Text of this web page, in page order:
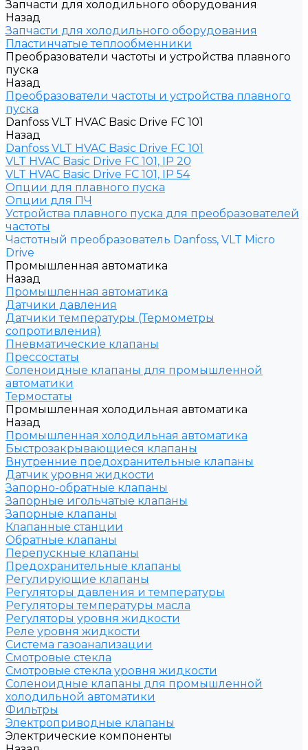
Запчасти для холодильного оборудования
Назад
Запчасти для холодильного оборудования
Пластинчатые теплообменники
Преобразователи частоты и устройства плавного
пуска
Назад
Преобразователи частоты и устройства плавного
пуска
Danfoss VLT HVAC Basic Drive FC 101
Назад
Danfoss VLT HVAC Basic Drive FC 101
VLT HVAC Basic Drive FC 101, IP 20
VLT HVAC Basic Drive FC 101, IP 54
Опции для плавного пуска
Опции для ПЧ
Устройства плавного пуска для преобразователей
частоты
Частотный преобразователь Danfoss, VLT Micro
Drive
Промышленная автоматика
Назад
Промышленная автоматика
Датчики давления
Датчики температуры (Термометры
сопротивления)
Пневматические клапаны
Прессостаты
Соленоидные клапаны для промышленной
автоматики
Термостаты
Промышленная холодильная автоматика
Назад
Промышленная холодильная автоматика
Быстрозакрывающиеся клапаны
Внутренние предохранительные клапаны
Датчик уровня жидкости
Запорно-обратные клапаны
Запорные игольчатые клапаны
Запорные клапаны
Клапанные станции
Обратные клапаны
Перепускные клапаны
Предохранительные клапаны
Регулирующие клапаны
Регуляторы давления и температуры
Регуляторы температуры масла
Регуляторы уровня жидкости
Реле уровня жидкости
Система газоанализации
Смотровые стекла
Смотровые стекла уровня жидкости
Соленоидные клапаны для промышленной
холодильной автоматики
Фильтры
Электроприводные клапаны
Электрические компоненты